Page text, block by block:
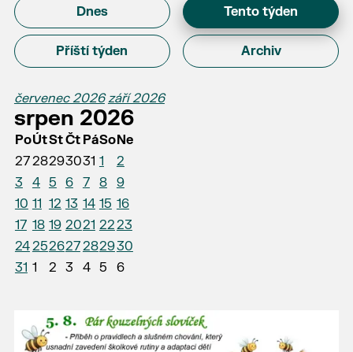
Dnes Tento týden
Příští týden Archiv
červenec 2026 září 2026
srpen 2026
PoÚtStČt PáSoNe
2728293031 1
2
3
4 5 6 7 8
9
10 11 12 13 14 15 16
17 18 19 2021 2223
24252627282930
31 1 2 3 4 5 6